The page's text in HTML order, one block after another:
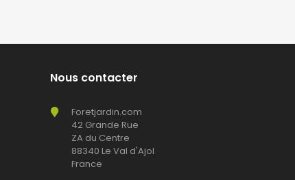
Nous contacter
Foretjardin.com
42 Grande Rue
ZA du Centre
88340 Le Val d'Ajol
France